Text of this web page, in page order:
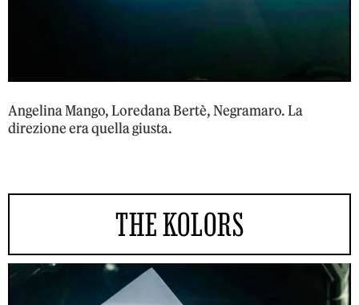
Angelina Mango, Loredana Bertè, Negramaro. La
direzione era quella giusta.
THE KOLORS